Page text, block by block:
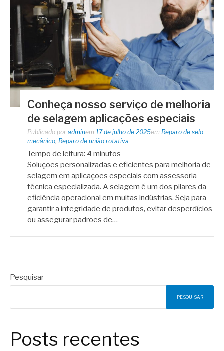
Conheça nosso serviço de melhoria
de selagem aplicações especiais
Publicado por adminem 17 de julho de 2025em Reparo de selo
mecânico Reparo de união rotativa
Tempo de leitura: 4 minutos
Soluções personalizadas e eficientes para melhoria de
selagem em aplicações especiais com assessoria
técnica especializada. A selagem é um dos pilares da
eficiência operacional em muitas indústrias. Seja para
garantir a integridade de produtos, evitar desperdícios
ou assegurar padrões de…
Pesquisar
PESQUISAR
Posts recentes